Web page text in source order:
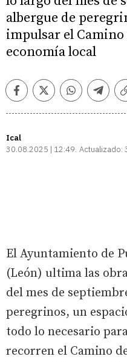
albergue de
impulsar el
economía local
FacebookTwitterWhatsapp
Ical
30.08.2025 | 12:49 Actualizado:
El Ayuntamiento de
(León) ultima las
del mes de
peregrinos, un
todo lo necesario
recorren el Camino